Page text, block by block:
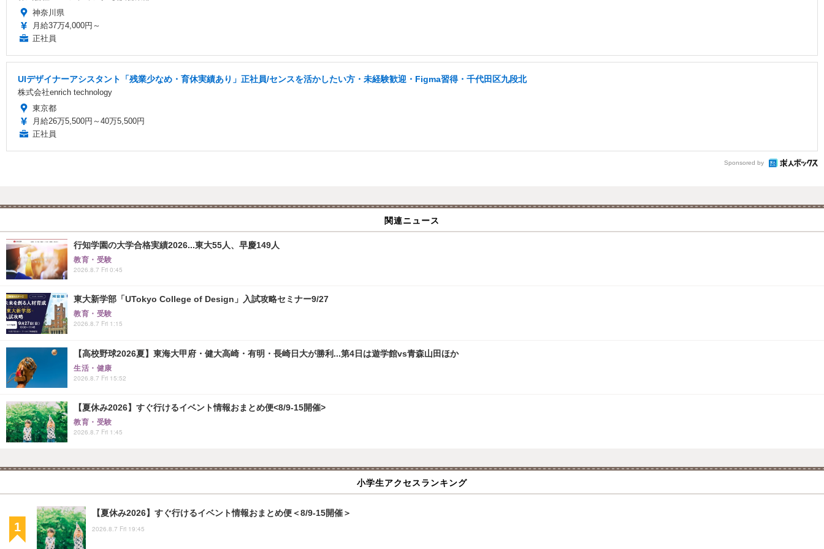
神奈川県
月給37万4,000円～
正社員
UIデザイナーアシスタント「残業少なめ・育休実績あり」正社員/センスを活かしたい方・未経験歓迎・Figma習得・千代田区九段北
株式会社enrich technology
東京都
月給26万5,500円～40万5,500円
正社員
Sponsored by
関連ニュース
行知学園の大学合格実績2026...東大55人、早慶149人
教育・受験
2026.8.7 Fri 0:45
東大新学部「UTokyo College of Design」入試攻略セミナー9/27
教育・受験
2026.8.7 Fri 1:15
【高校野球2026夏】東海大甲府・健大高崎・有明・長崎日大が勝利...第4日は遊学館vs青森山田ほか
生活・健康
2026.8.7 Fri 15:52
【夏休み2026】すぐ行けるイベント情報おまとめ便<8/9-15開催>
教育・受験
2026.8.7 Fri 1:45
小学生アクセスランキング
【夏休み2026】すぐ行けるイベント情報おまとめ便＜8/9-15開催＞
2026.8.7 Fri 19:45